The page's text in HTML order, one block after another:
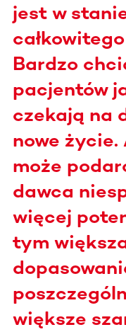
jest w
Bardzo
pacjentów
czekają na
nowe
może
dawca
więcej
tym
większe